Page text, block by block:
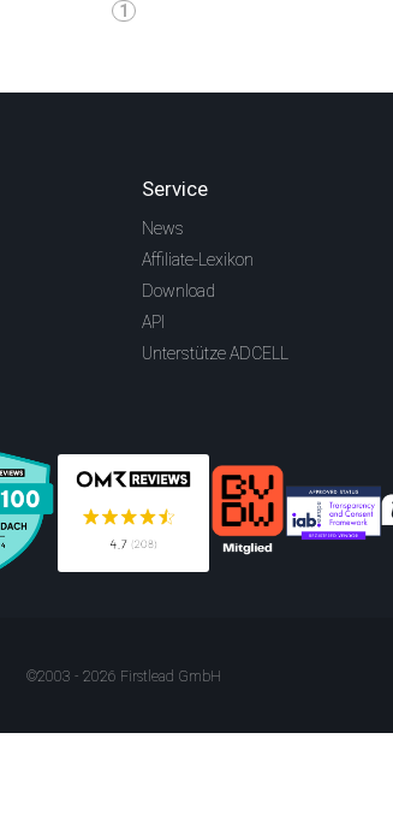
1
Service
News
Affiliate-Lexikon
Download
API
Unterstütze ADCELL
©2003 - 2026 Firstlead GmbH